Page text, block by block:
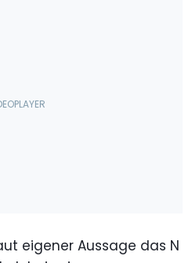
eigener Aussage das N